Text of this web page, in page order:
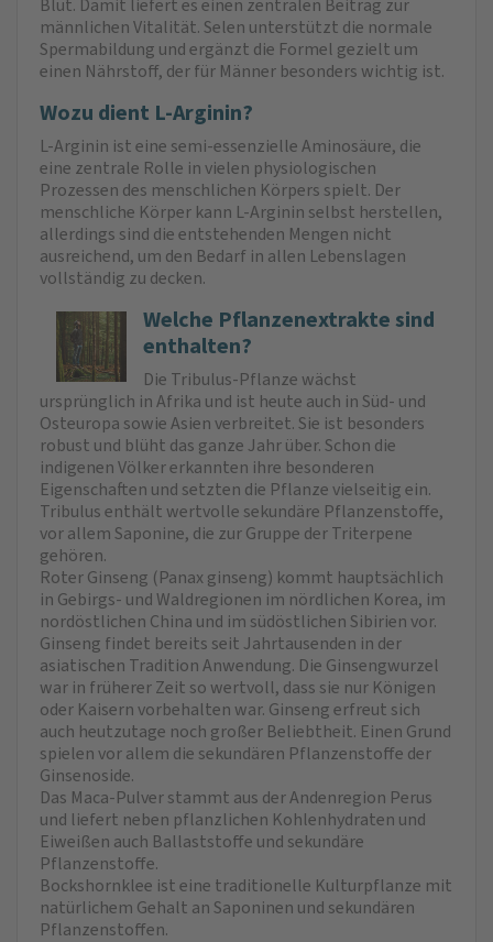
Blut. Damit liefert es einen zentralen Beitrag zur
männlichen Vitalität. Selen unterstützt die normale
Spermabildung und ergänzt die Formel gezielt um
einen Nährstoff, der für Männer besonders wichtig ist.
Wozu dient L-Arginin?
L-Arginin ist eine semi-essenzielle Aminosäure, die
eine zentrale Rolle in vielen physiologischen
Prozessen des menschlichen Körpers spielt. Der
menschliche Körper kann L-Arginin selbst herstellen,
allerdings sind die entstehenden Mengen nicht
ausreichend, um den Bedarf in allen Lebenslagen
vollständig zu decken.
Welche Pflanzenextrakte sind
enthalten?
Die Tribulus-Pflanze wächst
ursprünglich in Afrika und ist heute auch in Süd- und
Osteuropa sowie Asien verbreitet. Sie ist besonders
robust und blüht das ganze Jahr über. Schon die
indigenen Völker erkannten ihre besonderen
Eigenschaften und setzten die Pflanze vielseitig ein.
Tribulus enthält wertvolle sekundäre Pflanzenstoffe,
vor allem Saponine, die zur Gruppe der Triterpene
gehören.
Roter Ginseng (Panax ginseng) kommt hauptsächlich
in Gebirgs- und Waldregionen im nördlichen Korea, im
nordöstlichen China und im südöstlichen Sibirien vor.
Ginseng findet bereits seit Jahrtausenden in der
asiatischen Tradition Anwendung. Die Ginsengwurzel
war in früherer Zeit so wertvoll, dass sie nur Königen
oder Kaisern vorbehalten war. Ginseng erfreut sich
auch heutzutage noch großer Beliebtheit. Einen Grund
spielen vor allem die sekundären Pflanzenstoffe der
Ginsenoside.
Das Maca-Pulver stammt aus der Andenregion Perus
und liefert neben pflanzlichen Kohlenhydraten und
Eiweißen auch Ballaststoffe und sekundäre
Pflanzenstoffe.
Bockshornklee ist eine traditionelle Kulturpflanze mit
natürlichem Gehalt an Saponinen und sekundären
Pflanzenstoffen.